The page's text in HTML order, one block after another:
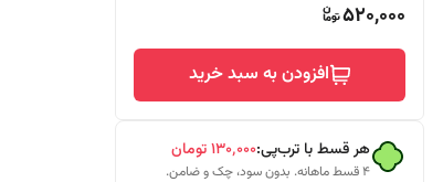
520,000
افزودن به سبد خرید
هر قسط با ترب‌پی:۱۳۰٬۰۰۰تومان
۴ قسط ماهانه. بدون سود، چک و ضامن.